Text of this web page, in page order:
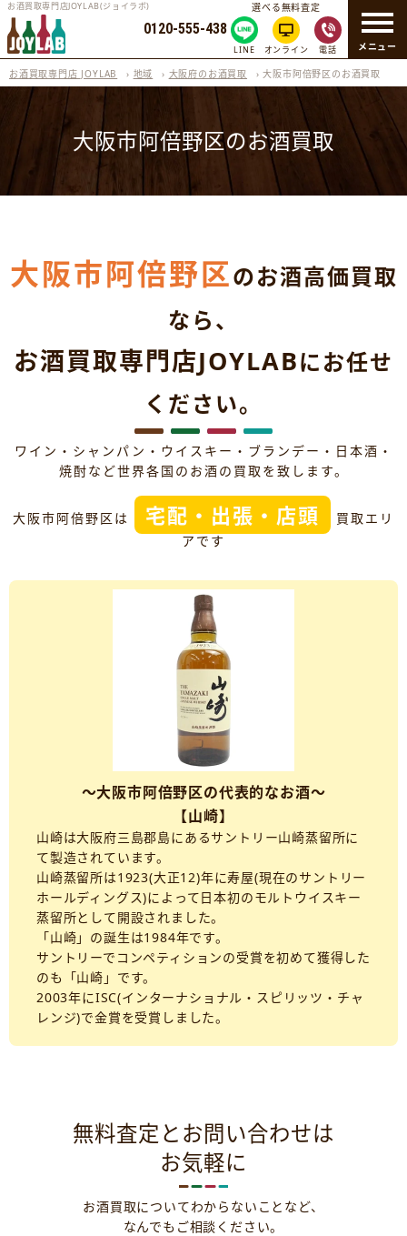
メニュー
お酒買取専門店JOYLAB(ジョイラボ)
0120-555-438
選べる無料査定
LINE オンライン 電話
お酒買取専門店 JOYLAB › 地域 › 大阪府のお酒買取 ›大阪市阿倍野区のお酒買取
大阪市阿倍野区のお酒買取
大阪市阿倍野区のお酒高価買取
なら、
お酒買取専門店JOYLABにお任せ
ください。
ワイン・シャンパン・ウイスキー・ブランデー・日本酒・
焼酎など世界各国のお酒の買取を致します。
大阪市阿倍野区は 宅配・出張・店頭
買取エリ
アです
～大阪市阿倍野区の代表的なお酒～
【山崎】
山崎は大阪府三島郡島にあるサントリー山崎蒸留所に
て製造されています。
山崎蒸留所は1923(大正12)年に寿屋(現在のサントリー
ホールディングス)によって日本初のモルトウイスキー
蒸留所として開設されました。
「山崎」の誕生は1984年です。
サントリーでコンペティションの受賞を初めて獲得した
のも「山崎」です。
2003年にISC(インターナショナル・スピリッツ・チャ
レンジ)で金賞を受賞しました。
無料査定とお問い合わせは
お気軽に
お酒買取についてわからないことなど、
なんでもご相談ください。